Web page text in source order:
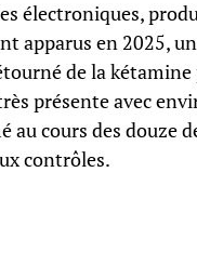
électroniques,
apparus en 2025,
de la
présente avec
au cours des
contrôles.